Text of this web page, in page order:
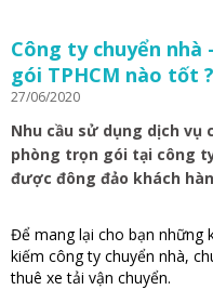
Công ty chuyển nhà
gói TPHCM nào tốt ?
27/06/2020
Nhu cầu sử dụng dịch vụ
phòng trọn gói tại công
được đông đảo khách
Để mang lại cho bạn những
kiếm công ty chuyển nhà,
thuê xe tải vận chuyển.